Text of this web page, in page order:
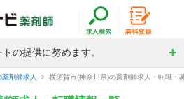
の提供に努めます。
剤師求人 横須賀市(神奈川県)の薬剤師求人・転職・